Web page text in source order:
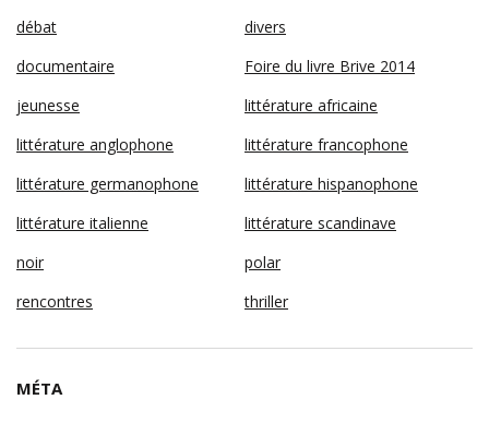
débat
divers
documentaire
Foire du livre Brive 2014
jeunesse
littérature africaine
littérature anglophone
littérature francophone
littérature germanophone
littérature hispanophone
littérature italienne
littérature scandinave
noir
polar
rencontres
thriller
MÉTA